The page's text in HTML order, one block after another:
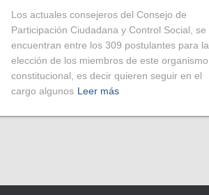
Los actuales consejeros del Consejo de
Participación Ciudadana y Control Social, se
encuentran entre los 309 postulantes para la
elección de los miembros de este organismo
constitucional, es decir quieren seguir en el
cargo algunos Leer más